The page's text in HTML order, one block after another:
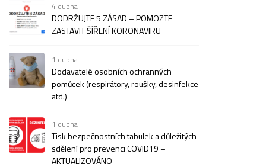
4 dubna
DODRŽUJTE 5 ZÁSAD – POMOZTE
ZASTAVIT ŠÍŘENÍ KORONAVIRU
1 dubna
Dodavatelé osobních ochranných
pomůcek (respirátory, roušky, desinfekce
atd.)
1 dubna
Tisk bezpečnostních tabulek a důležitých
sdělení pro prevenci COVID19 –
AKTUALIZOVÁNO